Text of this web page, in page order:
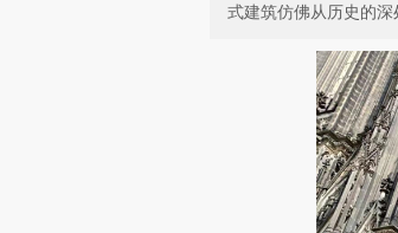
式建筑仿佛从历史的